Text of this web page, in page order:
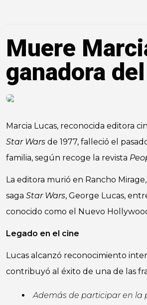
Muere
ganadora
Marcia Lucas, reconocida editora
Star Wars de 1977, falleció el
familia, según recoge la revista
La editora murió en Rancho
saga Star Wars, George Lucas,
conocido como el Nuevo
Legado en el cine
Lucas alcanzó reconocimiento
contribuyó al éxito de una de las
Además de participar en la